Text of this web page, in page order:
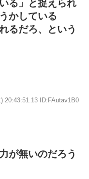
る」と捉えられ
かしている
るだろ、という
20:43:51.13 ID:FAutav1B0
が無いのだろう